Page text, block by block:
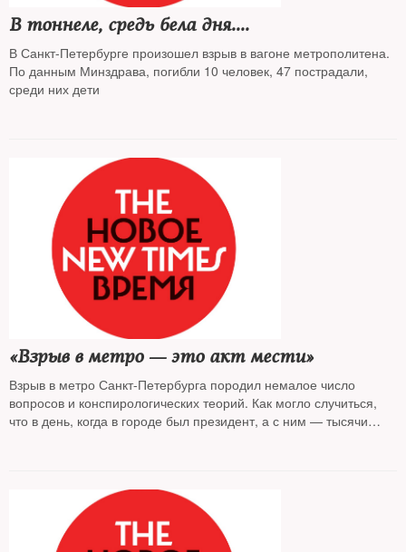
В тоннеле, средь бела дня....
В Санкт-Петербурге произошел взрыв в вагоне метрополитена.
По данным Минздрава, погибли 10 человек, 47 пострадали,
среди них дети
«Взрыв в метро — это акт мести»
Взрыв в метро Санкт-Петербурга породил немалое число
вопросов и конспирологических теорий. Как могло случиться,
что в день, когда в городе был президент, а с ним — тысячи
реку, хотя была принята многомиллиардная программа
безопасности на транспорте? Что стало мотивом для
террористов на этот раз? И, наконец, почему интернет-
сообщество готово верить в теорию заговора больше, чем в